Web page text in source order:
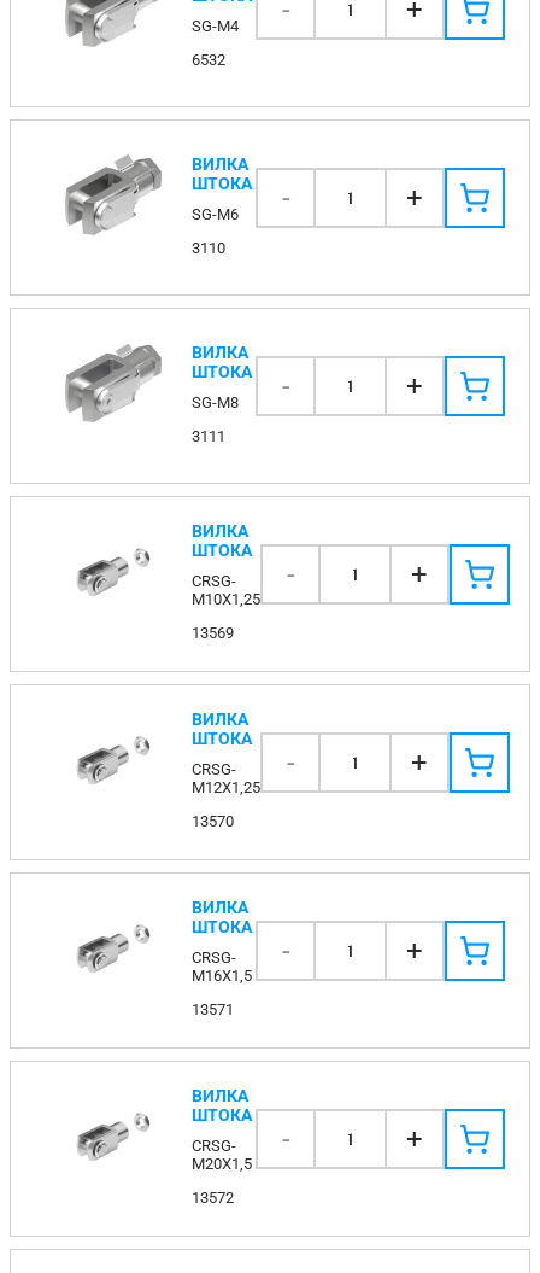
SG-M4
6532
- 1 +
ВИЛКА
ШТОКА
SG-M6
3110
- 1 +
ВИЛКА
ШТОКА
SG-M8
3111
- 1 +
ВИЛКА
ШТОКА
CRSG-
M10X1,25
13569
- 1 +
ВИЛКА
ШТОКА
CRSG-
M12X1,25
13570
- 1 +
ВИЛКА
ШТОКА
CRSG-
M16X1,5
13571
- 1 +
ВИЛКА
ШТОКА
CRSG-
M20X1,5
13572
- 1 +